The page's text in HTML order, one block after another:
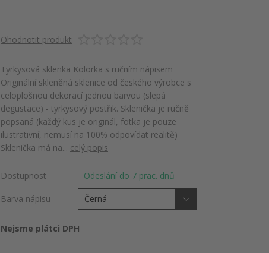
Ohodnotit produkt
Tyrkysová sklenka Kolorka s ručním nápisem
Originální skleněná sklenice od českého výrobce s
celoplošnou dekorací jednou barvou (slepá
degustace) - tyrkysový postřik. Sklenička je ručně
popsaná (každý kus je originál, fotka je pouze
ilustrativní, nemusí na 100% odpovídat realitě)
Sklenička má na... celý popis
Dostupnost Odeslání do 7 prac. dnů
Barva nápisu
Nejsme plátci DPH